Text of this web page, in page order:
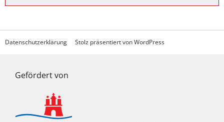
Datenschutzerklärung Stolz präsentiert von WordPress
Gefördert von